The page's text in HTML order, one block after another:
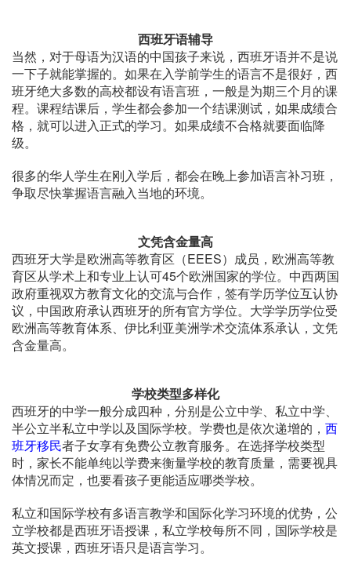
西班牙语辅导
当然，对于母语为汉语的中国孩子来说，西班牙语并不是说
一下子就能掌握的。如果在入学前学生的语言不是很好，西
班牙绝大多数的高校都设有语言班，一般是为期三个月的课
程。课程结课后，学生都会参加一个结课测试，如果成绩合
格，就可以进入正式的学习。如果成绩不合格就要面临降
级。
很多的华人学生在刚入学后，都会在晚上参加语言补习班，
争取尽快掌握语言融入当地的环境。
文凭含金量高
西班牙大学是欧洲高等教育区（EEES）成员，欧洲高等教
育区从学术上和专业上认可45个欧洲国家的学位。中西两国
政府重视双方教育文化的交流与合作，签有学历学位互认协
议，中国政府承认西班牙的所有官方学位。大学学历学位受
欧洲高等教育体系、伊比利亚美洲学术交流体系承认，文凭
含金量高。
学校类型多样化
西班牙的中学一般分成四种，分别是公立中学、私立中学、
半公立半私立中学以及国际学校。学费也是依次递增的， 西
班牙移民者子女享有免费公立教育服务。在选择学校类型
时，家长不能单纯以学费来衡量学校的教育质量，需要视具
体情况而定，也要看孩子更能适应哪类学校。
私立和国际学校有多语言教学和国际化学习环境的优势，公
立学校都是西班牙语授课，私立学校每所不同，国际学校是
英文授课，西班牙语只是语言学习。